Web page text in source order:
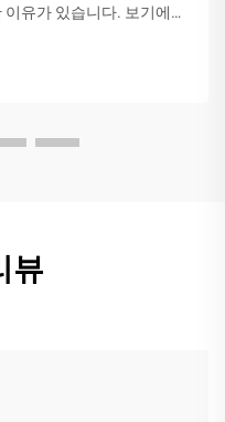
유가 있습니다. 보기에도
따뜻하고 포근한 분위기
뷰